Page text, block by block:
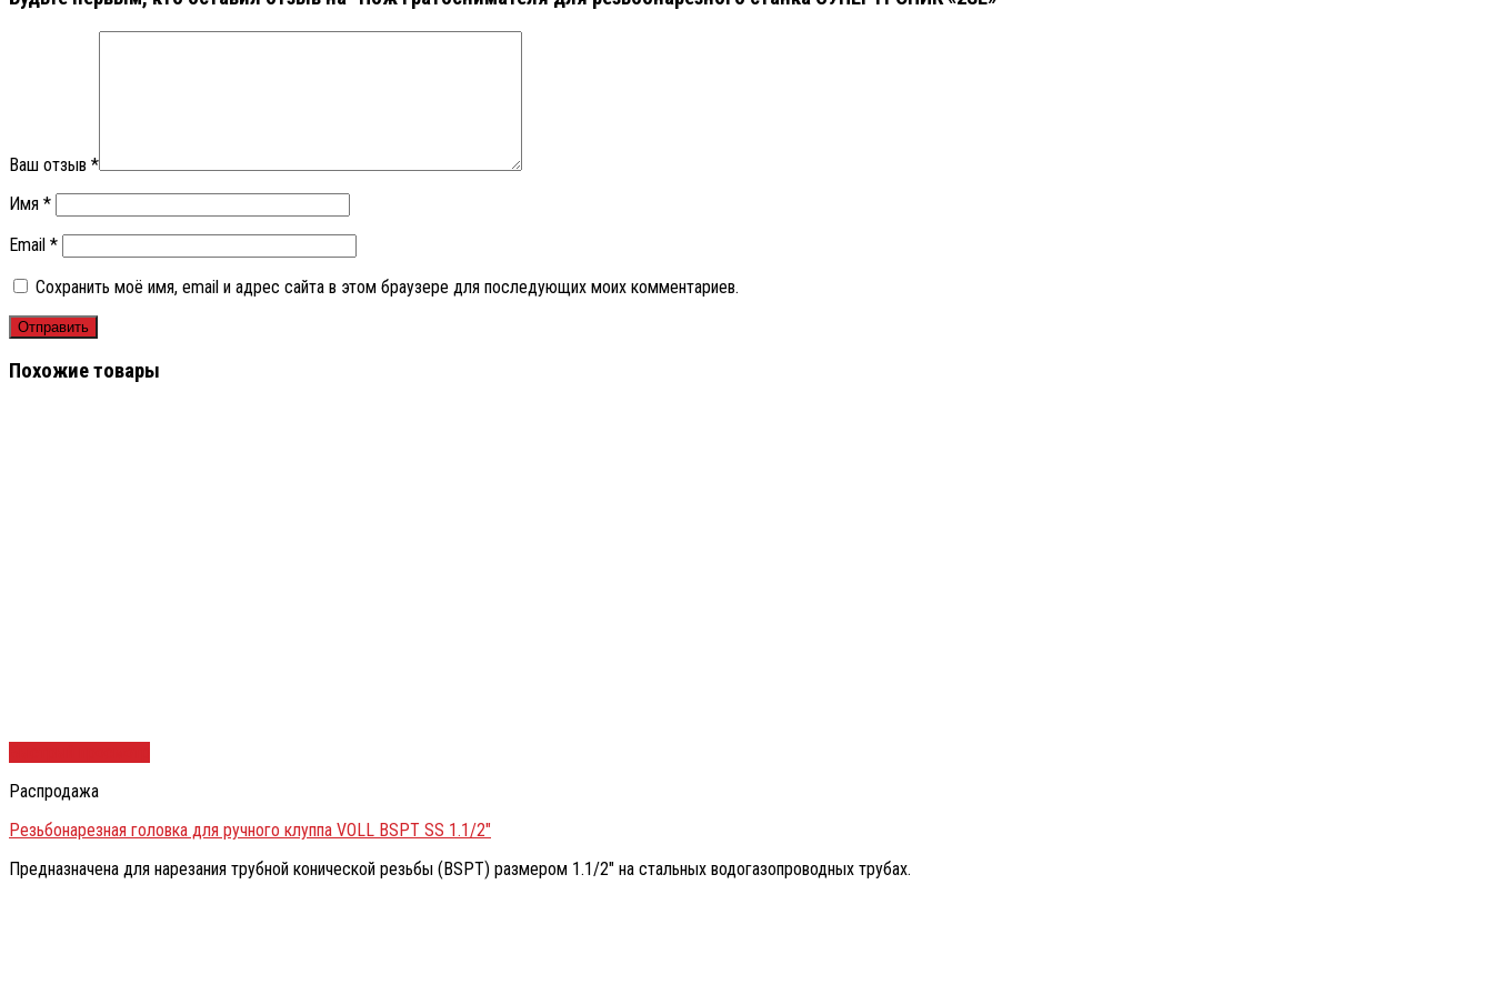
Ваш отзыв *
Имя *
Email *
Сохранить моё имя, email и адрес сайта в этом браузере для последующих моих комментариев.
Похожие товары
Распродажа
Резьбонарезная головка для ручного клуппа VOLL BSPT SS 1.1/2″
Предназначена для нарезания трубной конической резьбы (BSPT) размером 1.1/2″ на стальных водогазопроводных трубах.